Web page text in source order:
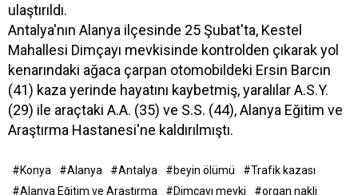
ulaştırıldı.
Antalya'nın Alanya ilçesinde 25 Şubat'ta, Kestel
Mahallesi Dimçayı mevkisinde kontrolden çıkarak yol
kenarındaki ağaca çarpan otomobildeki Ersin Barcın
(41) kaza yerinde hayatını kaybetmiş, yaralılar A.S.Y.
(29) ile araçtaki A.A. (35) ve S.S. (44), Alanya Eğitim ve
Araştırma Hastanesi'ne kaldırılmıştı.
#Konya #Alanya #Antalya #beyin ölümü
#Trafik kazası
#Alanya Eğitim ve Araştırma
#Dimçayı mevki #organ nakli